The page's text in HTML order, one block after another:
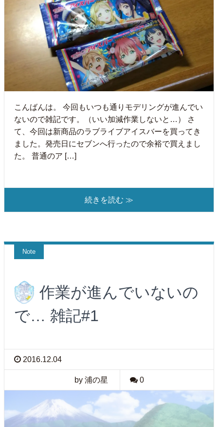
こんばんは。 今回もいつも通りモデリングが進んでい
ないので雑記です。（いい加減作業しないと…） さ
て、今回は新商品のラブライブアイスバーを買ってき
ました。発売日にセブンへ行ったので余裕で買えまし
た。 普通のア […]
続きを読む ≫
Note
作業が進んでいないの
で… 雑記#1
2016.12.04
by 浦の星 0